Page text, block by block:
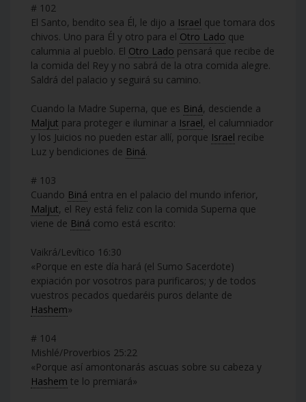
# 102
El Santo, bendito sea Él, le dijo a Israel que tomara dos
chivos. Uno para Él y otro para el Otro Lado que
calumnia al pueblo. El Otro Lado pensará que recibe de
la comida del Rey y no sabrá de la otra comida alegre.
Saldrá del palacio y seguirá su camino.
Cuando la Madre Superna, que es Biná, desciende a
Maljut para proteger e iluminar a Israel, el calumniador
y los Juicios no pueden estar allí, porque Israel recibe
Luz y bendiciones de Biná.
# 103
Cuando Biná entra en el palacio del mundo inferior,
Maljut, el Rey está feliz con la comida Superna que
viene de Biná como está escrito:
Vaikrá/Levítico 16:30
«Porque en este día hará (el Sumo Sacerdote)
expiación por vosotros para purificaros; y de todos
vuestros pecados quedaréis puros delante de
Hashem»
# 104
Mishlé/Proverbios 25:22
«Porque así amontonarás ascuas sobre su cabeza y
Hashem te lo premiará»